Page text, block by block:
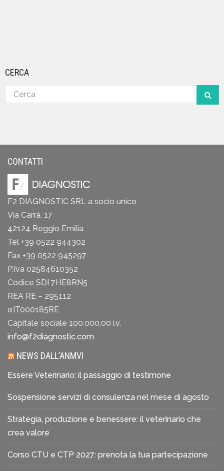
CERCA
CONTATTI
F2 DIAGNOSTIC SRL a socio unico
Via Carrà, 17
42124 Reggio Emilia
Tel +39 0522 944302
Fax +39 0522 945297
P.Iva 02584610352
Codice SDI 7HE8RN5
REA RE – 295112
⍺IT000185RE
Capitale sociale 100.000,00 i.v.
info@f2diagnostic.com
NEWS DALL’ANMVI
Essere Veterinario: il passaggio di testimone
Sospensione servizi di consulenza nel mese di agosto
Strategia, produzione e benessere: il veterinario che
crea valore
Corso CTU e CTP 2027: prenota la tua partecipazione